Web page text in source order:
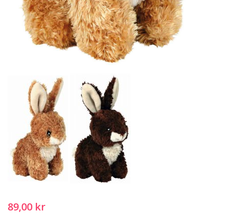
89,00 kr